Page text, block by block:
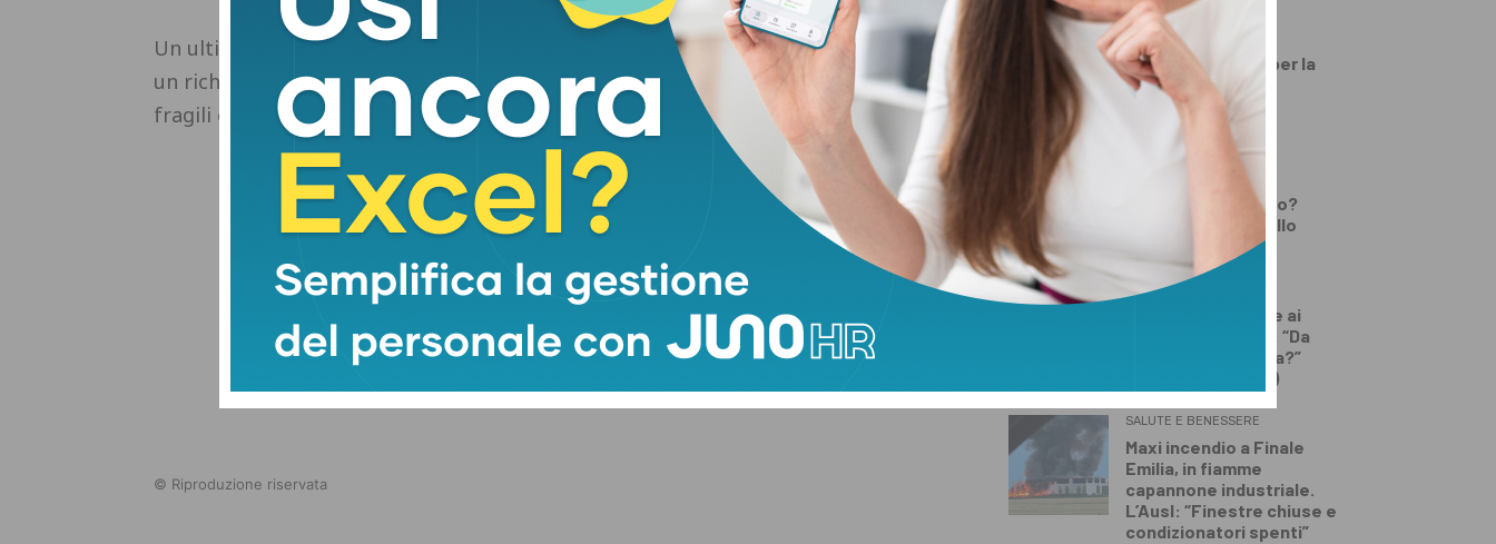
Un ultimo passaggio riguarda gli anziani, il calo demografico e il diritto alla casa, con
un richiamo alla necessità di politiche pubbliche capaci di sostenere le persone più
fragili e contrastare povertà e isolamento sociale.
© Riproduzione riservata
PRIMO PIANO
Numeri da record per la
festa d’agosto di
Lamporecchio
Testosterone e
spermatozoi in calo?
Cosa c’è di vero nello
“Spermageddon”
DEMOGRAFICA
Licia Colò risponde ai
commenti sull’età: “Da
quando è un’offesa?”
(solo per le donne)
SALUTE E BENESSERE
Maxi incendio a Finale
Emilia, in fiamme
capannone industriale.
L’Ausl: “Finestre chiuse e
condizionatori spenti”